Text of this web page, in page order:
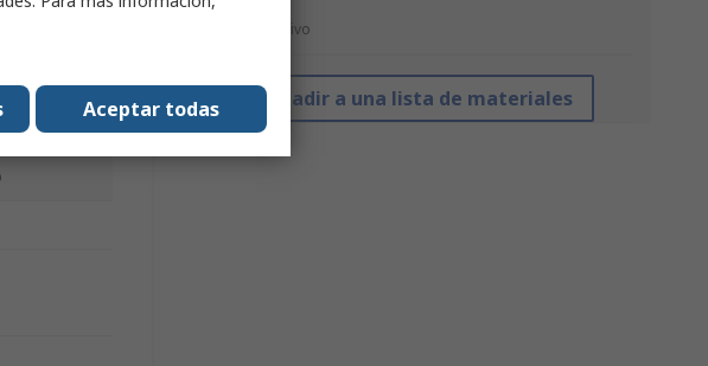
*precio indicativo
Añadir a una lista de materiales
Aceptar todas